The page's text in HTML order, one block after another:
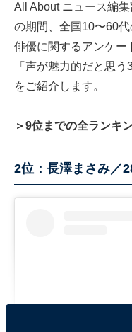
All About ニュース編
の期間、全国10〜60
俳優に関するアンケー
「声が魅力的だと思
をご紹介します。
＞9位までの全ランキ
2位：長澤まさみ／